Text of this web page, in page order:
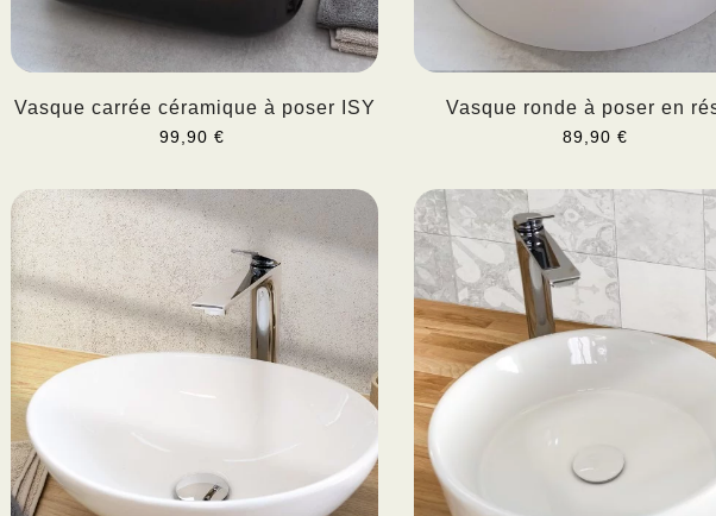
Vasque carrée céramique à poser ISY
99,90 €
Vasque ronde à poser en
KALIA
89,90 €